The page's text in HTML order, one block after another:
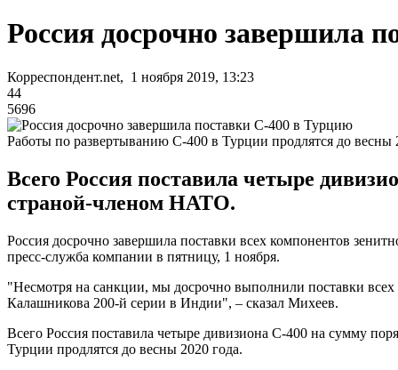
Россия досрочно завершила
Корреспондент.net, 1 ноября 2019, 13:23
44
5696
Работы по развертыванию С-400 в Турции продлятся до весны
Всего Россия поставила четыре
страной-членом НАТО.
Россия досрочно завершила поставки всех компонентов
пресс-служба компании в пятницу, 1 ноября.
"Несмотря на санкции, мы досрочно выполнили поставки
Калашникова 200-й серии в Индии", – сказал Михеев.
Всего Россия поставила четыре дивизиона С-400 на сумму
Турции продлятся до весны 2020 года.